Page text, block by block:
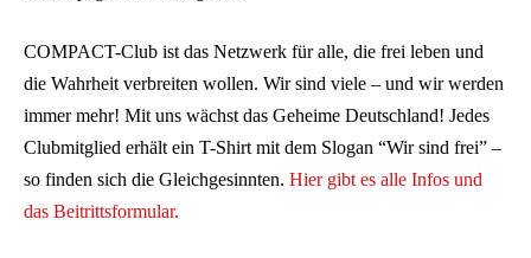
COMPACT-Club ist das Netzwerk für alle, die frei leben und
die Wahrheit verbreiten wollen. Wir sind viele – und wir werden
immer mehr! Mit uns wächst das Geheime Deutschland! Jedes
Clubmitglied erhält ein T-Shirt mit dem Slogan “Wir sind frei” –
so finden sich die Gleichgesinnten. Hier gibt es alle Infos und
das Beitrittsformular.